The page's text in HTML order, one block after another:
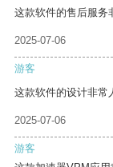
这款软件的售后服务
2025-07-06
游客
这款软件的设计非常
2025-07-06
游客